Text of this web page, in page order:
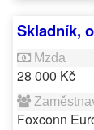
Skladník,
28 000 Kč
Foxconn